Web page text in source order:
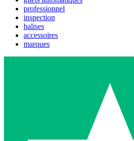
professionnel
inspection
balises
accessoires
marques